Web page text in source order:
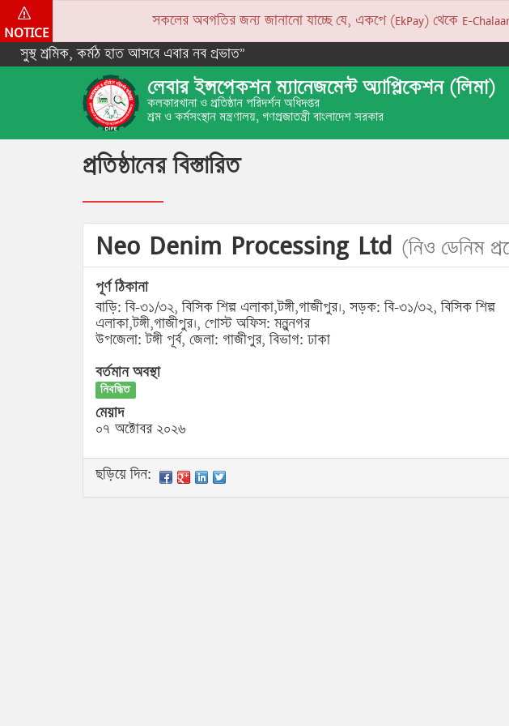
NOTICE
সকলের অবগতির জন্য জানানো যাচ্ছে যে, একপে (EkPay) থেকে E-Chalaan
সুস্থ শ্রমিক, কর্মঠ হাত আসবে এবার নব প্রভাত”
লেবার ইন্সপেকশন ম্যানেজমেন্ট অ্যাপ্লিকেশন (লিমা)
কলকারখানা ও প্রতিষ্ঠান পরিদর্শন অধিদপ্তর
শ্রম ও কর্মসংস্থান মন্ত্রণালয়, গণপ্রজাতন্ত্রী বাংলাদেশ সরকার
প্রতিষ্ঠানের বিস্তারিত
Neo Denim Processing Ltd (নিও ডেনিম
পূর্ণ ঠিকানা
বাড়ি: বি-৩১/৩২, বিসিক শিল্প এলাকা,টঙ্গী,গাজীপুর।, সড়ক: বি-৩১/৩২, বিসিক শিল্প
এলাকা,টঙ্গী,গাজীপুর।, পোস্ট অফিস: মন্নুনগর
উপজেলা: টঙ্গী পূর্ব, জেলা: গাজীপুর, বিভাগ: ঢাকা
বর্তমান অবস্থা
নিবন্ধিত
মেয়াদ
০৭ অক্টোবর ২০২৬
ছড়িয়ে দিন: